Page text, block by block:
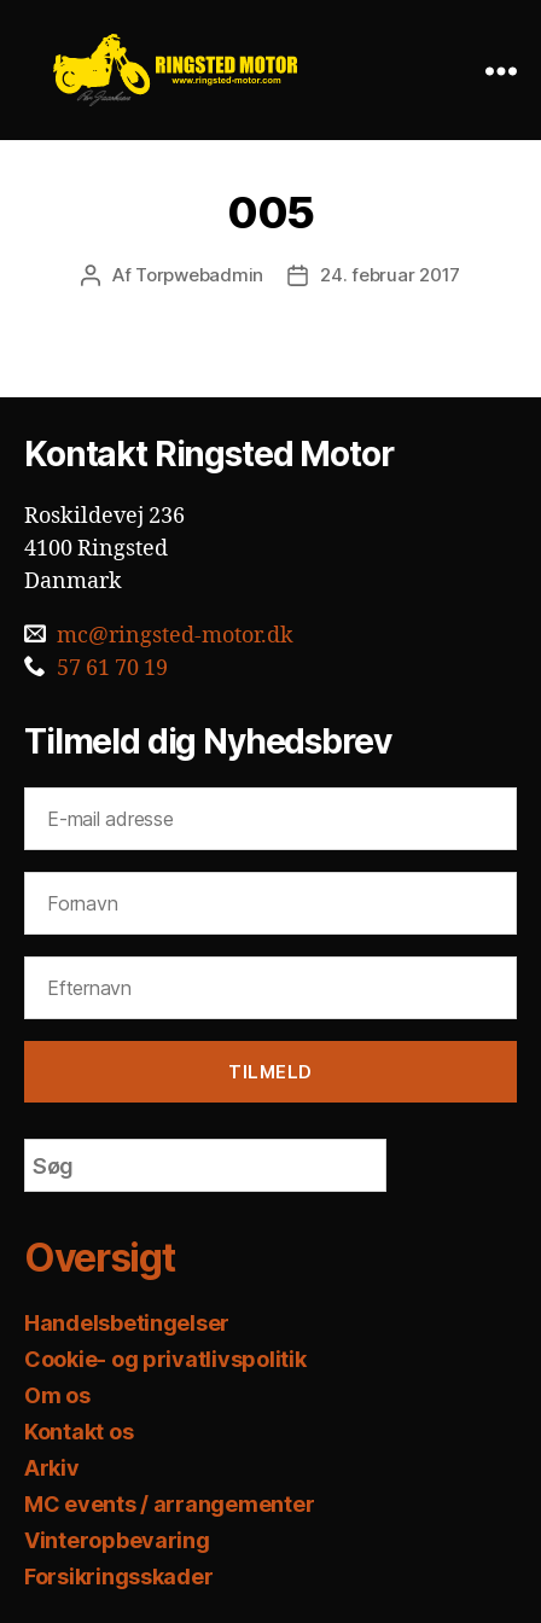
Motor
005
Indlægsforfatter
Af Torpwebadmin Indlægsdato
24. februar 2017
Kontakt Ringsted Motor
Roskildevej 236
4100 Ringsted
Danmark
mc@ringsted-motor.dk
57 61 70 19
Tilmeld dig Nyhedsbrev
Oversigt
Handelsbetingelser
Cookie- og privatlivspolitik
Om os
Kontakt os
Arkiv
MC events / arrangementer
Vinteropbevaring
Forsikringsskader